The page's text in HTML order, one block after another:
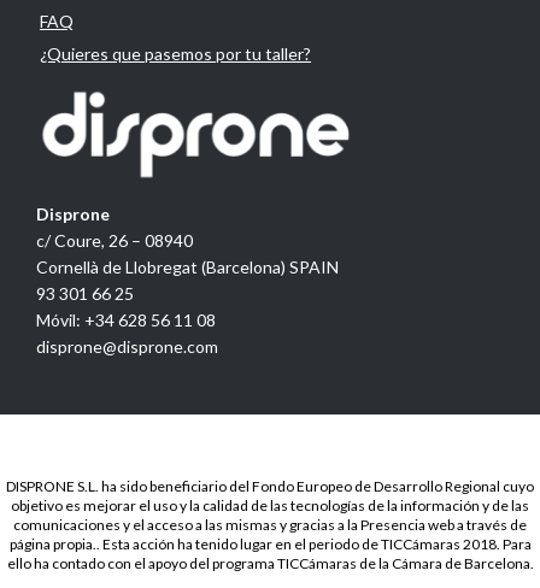
FAQ
¿Quieres que pasemos por tu taller?
Disprone
c/ Coure, 26 – 08940
Cornellà de Llobregat (Barcelona) SPAIN
93 301 66 25
Móvil: +34 628 56 11 08
disprone@disprone.com
DISPRONE S.L. ha sido beneficiario del Fondo Europeo de Desarrollo Regional cuyo
objetivo es mejorar el uso y la calidad de las tecnologías de la información y de las
comunicaciones y el acceso a las mismas y gracias a la Presencia web a través de
página propia.. Esta acción ha tenido lugar en el periodo de TICCámaras 2018. Para
ello ha contado con el apoyo del programa TICCámaras de la Cámara de Barcelona.